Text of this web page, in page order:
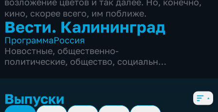
кино, скорее всего, им поближе.
Вести. Калининград
ПрограммаРоссия
Новостные, общественно-
политические, общество, социально-
Выпуски